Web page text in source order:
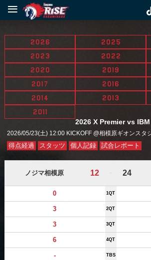
≡
2026 2025
2023
2022
2020
2019
2017
2016
2014
2013
2011
2026 X Premier vs
2026/05/23(土) 12:00 KICKOFF @相模原ギオンスタ
得点経過 スタッツ 個人記録 試合レポート
ノジマ相模原 12 - 24
0 1QT
3 2QT
3 3QT
6 4QT
- TBS